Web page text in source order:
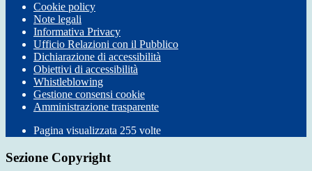
Cookie policy
Note legali
Informativa Privacy
Ufficio Relazioni con il Pubblico
Dichiarazione di accessibilità
Obiettivi di accessibilità
Whistleblowing
Gestione consensi cookie
Amministrazione trasparente
Pagina visualizzata 255 volte
Sezione Copyright